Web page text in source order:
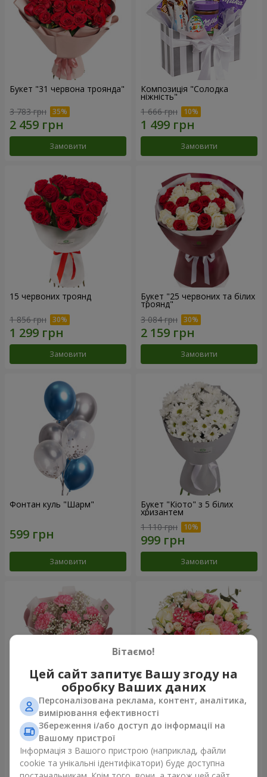
Букет "31 червона троянда"
3 783 грн
Замовити
Композиція "Солодка
ніжність"
1 666 грн
Замовити
15 червоних троянд
1 856 грн
Замовити
Букет "25 червоних та білих
троянд"
3 084 грн
Замовити
Фонтан куль "Шарм"
Замовити
Букет "Кіото" з 5 білих
хризантем
1 110 грн
Замовити
Букет "Королева
Карибського моря"
1 449 грн
Замовити
Квіти в коробці "Помпадур"
Замовити
Вітаємо!
Цей сайт запитує Вашу згоду на
обробку Ваших даних
Персоналізована реклама, контент, аналітика,
вимірювання ефективності
Збереження і/або доступ до інформації на
Вашому пристрої
Інформація з Вашого пристрою (наприклад, файли
cookie та унікальні ідентифікатори) буде доступна